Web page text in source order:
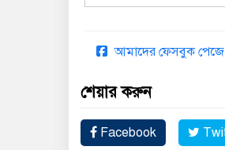
আমাদের ফেসবুক
শেয়ার করুন
Facebook